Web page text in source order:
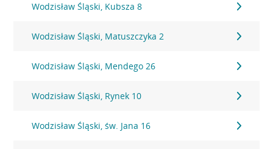
Wodzisław Śląski, Kubsza 8
Wodzisław Śląski, Matuszczyka 2
Wodzisław Śląski, Mendego 26
Wodzisław Śląski, Rynek 10
Wodzisław Śląski, św. Jana 16